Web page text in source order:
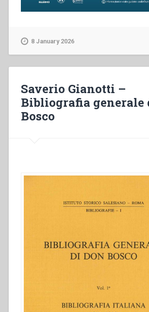
8 January 2026
Saverio Gianotti –
Bibliografia generale
Bosco